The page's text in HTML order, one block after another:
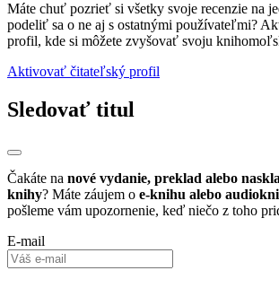
Máte chuť pozrieť si všetky svoje recenzie na
podeliť sa o ne aj s ostatnými používateľmi?
profil, kde si môžete zvyšovať svoju
Aktivovať čitateľský profil
Sledovať titul
Čakáte na nové vydanie, preklad alebo
knihy? Máte záujem o e-knihu alebo
pošleme vám upozornenie, keď niečo z toho
E-mail